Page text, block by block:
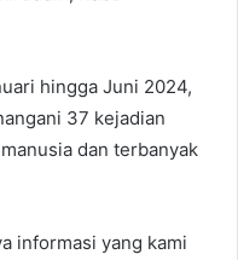
hingga Juni 2024,
37 kejadian
dan terbanyak
informasi yang kami